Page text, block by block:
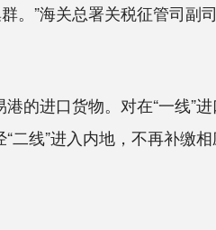
”海关总署关税征管司副
的进口货物。对在“一线”
二线”进入内地，不再补缴